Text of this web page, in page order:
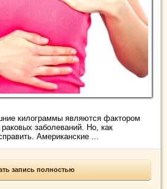
килограммы являются фактором
заболеваний. Но, как
Американские ...
запись полностью